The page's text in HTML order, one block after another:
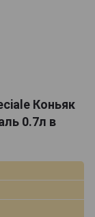
Коньяк
0.7л в